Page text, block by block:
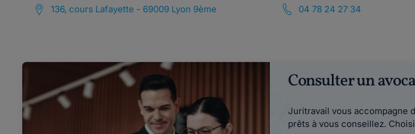
136, cours Lafayette - 69009 Lyon 9ème 04 78 24 27 34
Consulter un
Juritravail vous accompagne
prêts à vous conseillez.